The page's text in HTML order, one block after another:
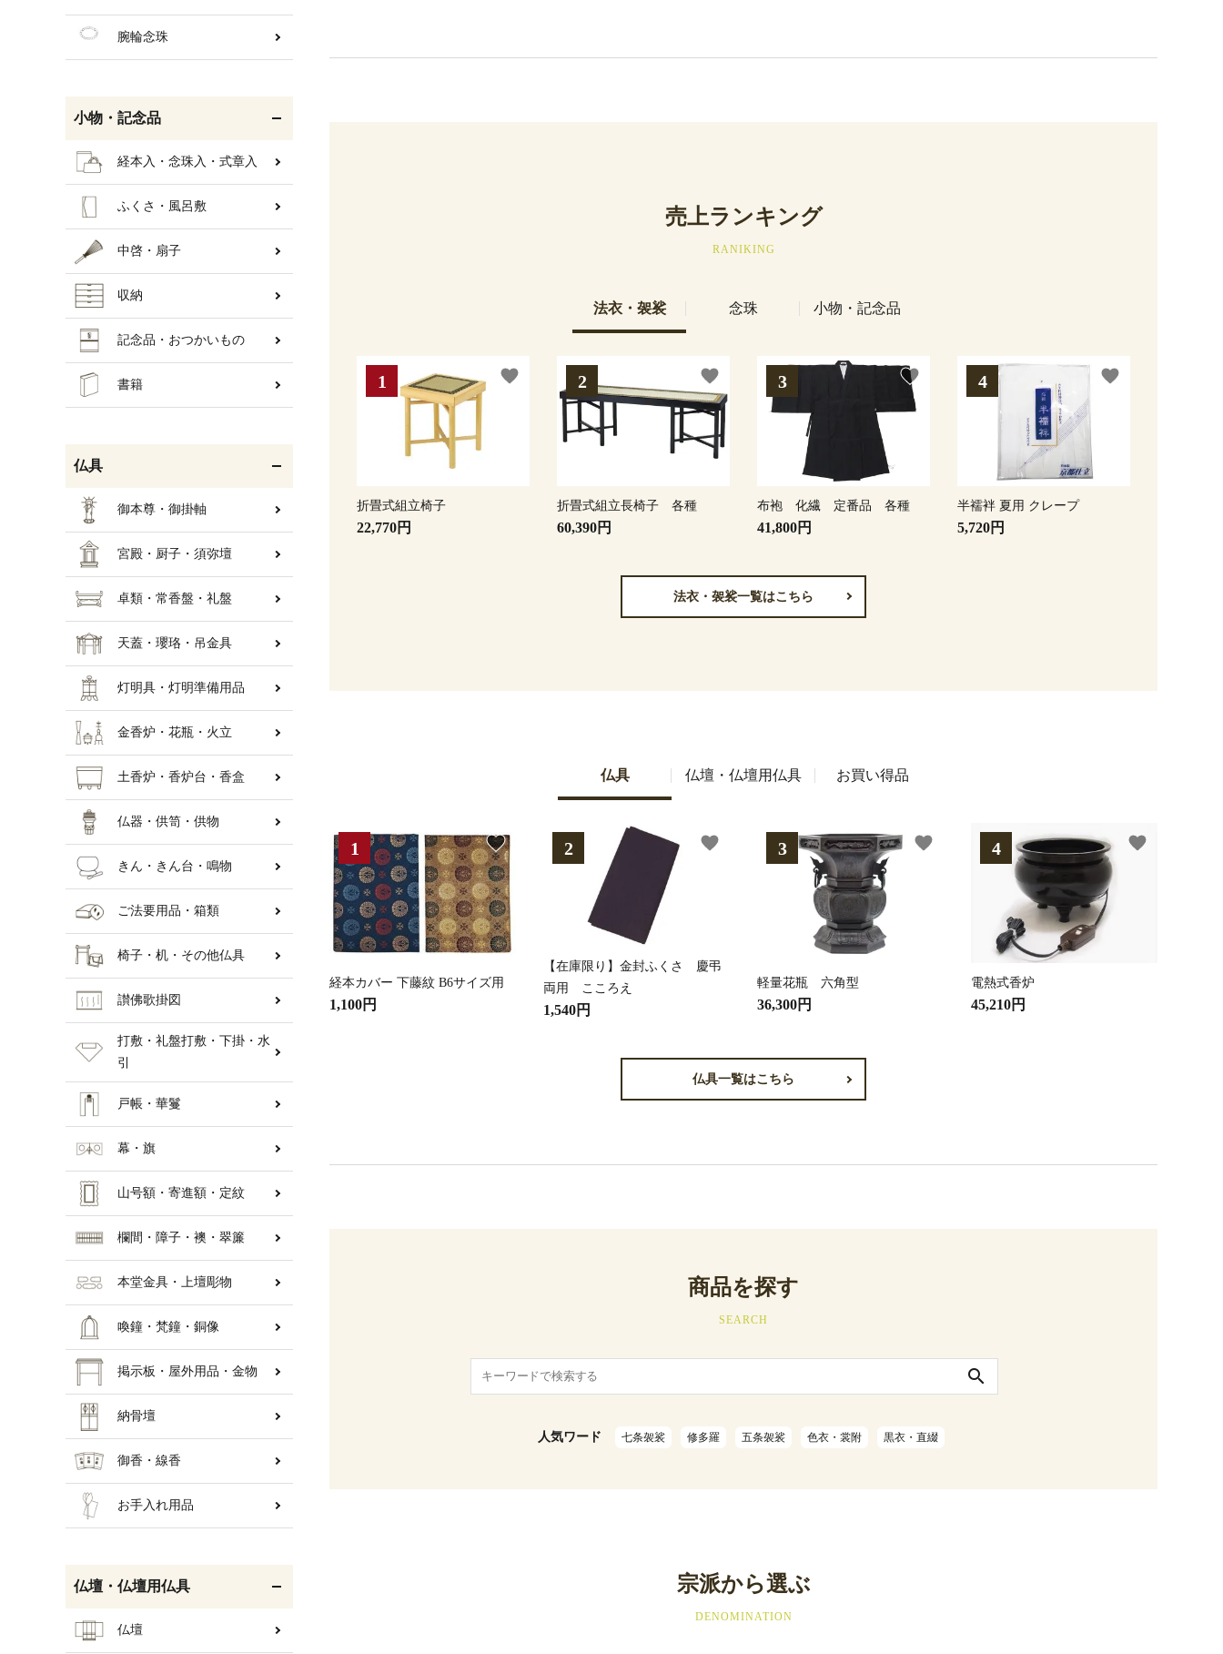
売上ランキング
RANIKING
法衣・袈裟 念珠 小物・記念品
折畳式組立椅子
22,770円
favorite
折畳式組立長椅子 各種
60,390円
favorite
布袍 化繊 定番品 各種
41,800円
favorite
半襦袢 夏用 クレープ
5,720円
favorite
法衣・袈裟一覧はこちら
仏具 仏壇・仏壇用仏具 お買い得品
経本カバー 下藤紋 B6サイズ用
1,100円
favorite
【在庫限り】金封ふくさ 慶弔
両用 こころえ
1,540円
favorite
軽量花瓶 六角型
36,300円
favorite
電熱式香炉
45,210円
favorite
仏具一覧はこちら
商品を探す
SEARCH
search
人気ワード 七条袈裟 修多羅 五条袈裟 色衣・裳附 黒衣・直綴
宗派から選ぶ
DENOMINATION
腕輪念珠
小物・記念品
経本入・念珠入・式章入
ふくさ・風呂敷
中啓・扇子
収納
記念品・おつかいもの
書籍
仏具
御本尊・御掛軸
宮殿・厨子・須弥壇
卓類・常香盤・礼盤
天蓋・瓔珞・吊金具
灯明具・灯明準備用品
金香炉・花瓶・火立
土香炉・香炉台・香盒
仏器・供笥・供物
きん・きん台・鳴物
ご法要用品・箱類
椅子・机・その他仏具
讃佛歌掛図
打敷・礼盤打敷・下掛・水
引
戸帳・華鬘
幕・旗
山号額・寄進額・定紋
欄間・障子・襖・翠簾
本堂金具・上壇彫物
喚鐘・梵鐘・銅像
掲示板・屋外用品・金物
納骨壇
御香・線香
お手入れ用品
仏壇・仏壇用仏具
仏壇